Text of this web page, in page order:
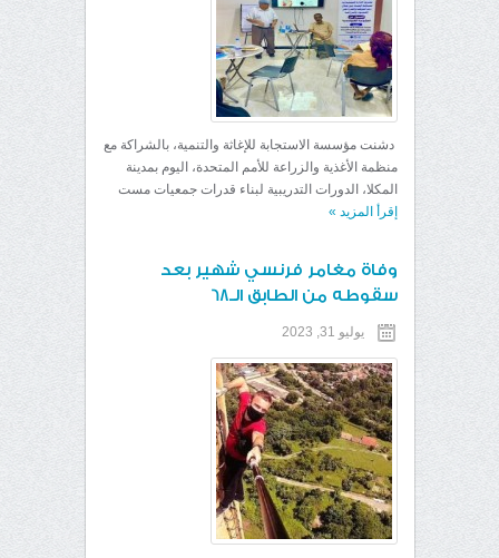
دشنت مؤسسة الاستجابة للإغاثة والتنمية، بالشراكة مع
منظمة الأغذية والزراعة للأمم المتحدة، اليوم بمدينة
المكلا، الدورات التدريبية لبناء قدرات جمعيات مست
إقرأ المزيد »
وفاة مغامر فرنسي شهير بعد
سقوطه من الطابق الـ68
يوليو 31, 2023